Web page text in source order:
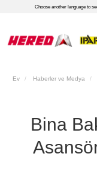
Choose another language to
Ev Haberler ve Medya
Bina